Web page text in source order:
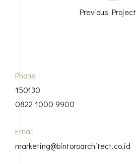
Previous Project
Phone
150130
0822 1000 9900
Email
marketing@bintoroarchitect.co.id